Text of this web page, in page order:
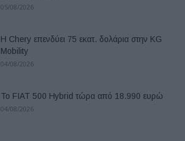
05/08/2026
Η Chery επενδύει 75 εκατ. δολάρια στην KG
Mobility
04/08/2026
Το FIAT 500 Hybrid τώρα από 18.990 ευρώ
04/08/2026